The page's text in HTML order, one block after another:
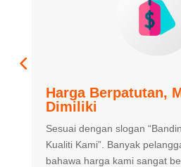
Harga Berpatutan,
Dimiliki
Sesuai dengan slogan
Kualiti Kami”. Banyak
bahawa harga kami sangat